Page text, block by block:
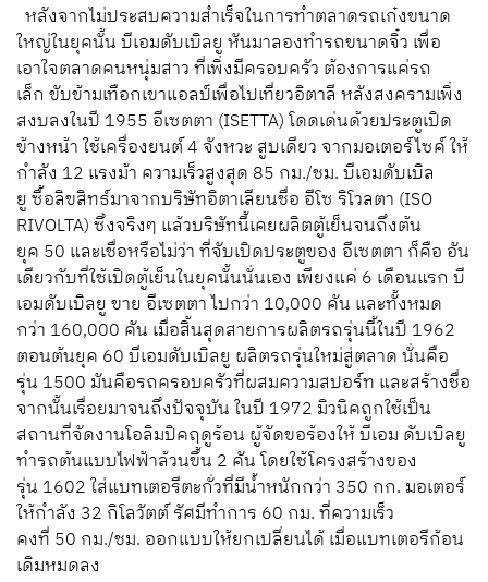
หลังจากไม่ประสบความสำเร็จในการทำตลาดรถเก๋งขนาด
ใหญ่ในยุคนั้น บีเอมดับเบิลยู หันมาลองทำรถขนาดจิ๋ว เพื่อ
เอาใจตลาดคนหนุ่มสาว ที่เพิ่งมีครอบครัว ต้องการแค่รถ
เล็ก ขับข้ามเทือกเขาแอลป์เพื่อไปเที่ยวอิตาลี หลังสงครามเพิ่ง
สงบลงในปี 1955 อีเซตตา (ISETTA) โดดเด่นด้วยประตูเปิด
ข้างหน้า ใช้เครื่องยนต์ 4 จังหวะ สูบเดียว จากมอเตอร์ไซค์ ให้
กำลัง 12 แรงม้า ความเร็วสูงสุด 85 กม./ชม. บีเอมดับเบิล
ยู ซื้อลิขสิทธ์มาจากบริษัทอิตาเลียนชื่อ อีโซ ริโวลตา (ISO
RIVOLTA) ซึ่งจริงๆ แล้วบริษัทนี้เคยผลิตตู้เย็นจนถึงต้น
ยุค 50 และเชื่อหรือไม่ว่า ที่จับเปิดประตูของ อีเซตตา ก็คือ อัน
เดียวกับที่ใช้เปิดตู้เย็นในยุคนั้นนั่นเอง เพียงแค่ 6 เดือนแรก บี
เอมดับเบิลยู ขาย อีเซตตา ไปกว่า 10,000 คัน และทั้งหมด
กว่า 160,000 คัน เมื่อสิ้นสุดสายการผลิตรถรุ่นนี้ในปี 1962
ตอนต้นยุค 60 บีเอมดับเบิลยู ผลิตรถรุ่นใหม่สู่ตลาด นั่นคือ
รุ่น 1500 มันคือรถครอบครัวที่ผสมความสปอร์ท และสร้างชื่อ
จากนั้นเรื่อยมาจนถึงปัจจุบัน ในปี 1972 มิวนิคถูกใช้เป็น
สถานที่จัดงานโอลิมปิคฤดูร้อน ผู้จัดขอร้องให้ บีเอม ดับเบิลยู
ทำรถต้นแบบไฟฟ้าล้วนขึ้น 2 คัน โดยใช้โครงสร้างของ
รุ่น 1602 ใส่แบทเตอรีตะกั่วที่มีน้ำหนักกว่า 350 กก. มอเตอร์
ให้กำลัง 32 กิโลวัตต์ รัศมีทำการ 60 กม. ที่ความเร็ว
คงที่ 50 กม./ชม. ออกแบบให้ยกเปลี่ยนได้ เมื่อแบทเตอรีก้อน
เดิมหมดลง